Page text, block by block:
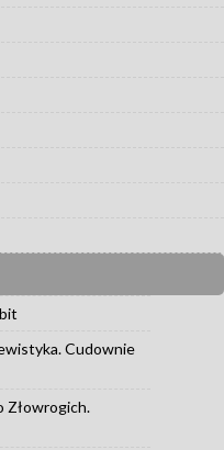
Cudownie
Złowrogich.